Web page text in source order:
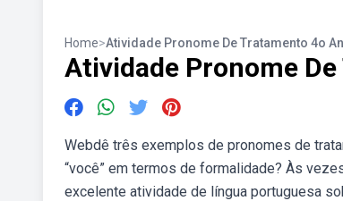
Home>Atividade Pronome De Tratamento 4o
Atividade Pronome
Webdê três exemplos de pronomes de
“você” em termos de formalidade? Às
excelente atividade de língua portuguesa